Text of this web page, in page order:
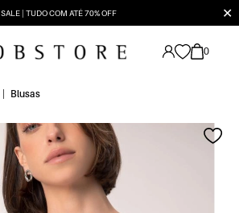
SALE | TUDO COM ATÉ 70% OFF ✕
0
Blusas